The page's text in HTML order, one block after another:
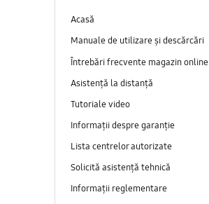
Acasă
Manuale de utilizare și descărcări
Întrebări frecvente magazin online
Asistență la distanță
Tutoriale video
Informații despre garanție
Lista centrelor autorizate
Solicită asistență tehnică
Informații reglementare